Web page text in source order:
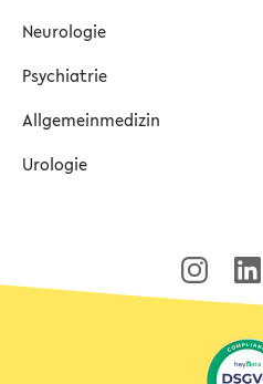
Neurologie
Psychiatrie
Allgemeinmedizin
Urologie